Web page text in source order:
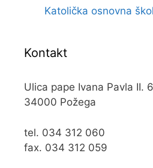
Katolička osnovna
Kontakt
Ulica pape Ivana Pavla II. 6
34000 Požega
tel. 034 312 060
fax. 034 312 059